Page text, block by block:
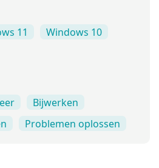
11
Windows 10
Bijwerken
Problemen oplossen